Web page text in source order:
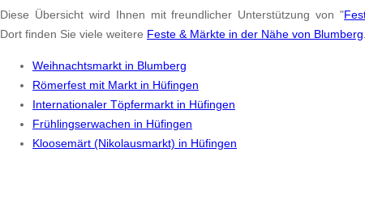
Diese Übersicht wird Ihnen mit freundlicher Unterstützung von "
Dort finden Sie viele weitere Feste & Märkte in der Nähe von Blumberg
Weihnachtsmarkt in Blumberg
Römerfest mit Markt in Hüfingen
Internationaler Töpfermarkt in Hüfingen
Frühlingserwachen in Hüfingen
Kloosemärt (Nikolausmarkt) in Hüfingen